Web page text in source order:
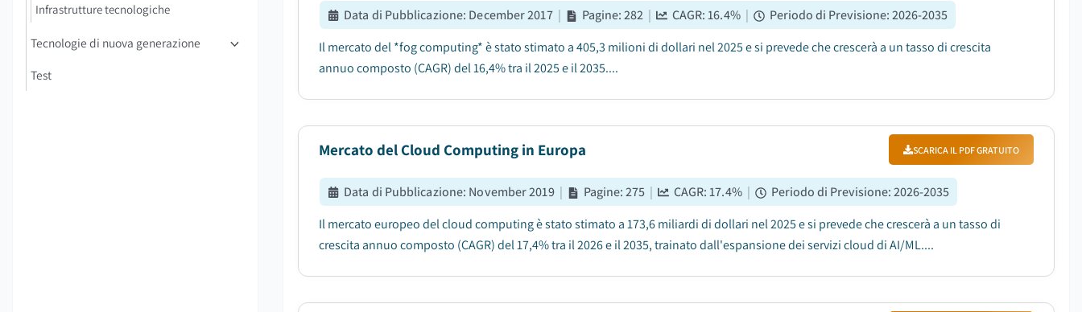
Infrastrutture tecnologiche
Tecnologie di nuova generazione
Test
Data di Pubblicazione: December 2017 | Pagine:282 | CAGR:16.4% | Periodo di Previsione:2026-2035
Il mercato del *fog computing* è stato stimato a 405,3 milioni di dollari nel 2025 e si prevede che crescerà a un tasso di crescita
annuo composto (CAGR) del 16,4% tra il 2025 e il 2035....
Mercato del Cloud Computing in Europa SCARICA IL PDF GRATUITO
Data di Pubblicazione: November 2019 | Pagine:275 | CAGR:17.4% | Periodo di Previsione:2026-2035
Il mercato europeo del cloud computing è stato stimato a 173,6 miliardi di dollari nel 2025 e si prevede che crescerà a un tasso di
crescita annuo composto (CAGR) del 17,4% tra il 2026 e il 2035, trainato dall'espansione dei servizi cloud di AI/ML....